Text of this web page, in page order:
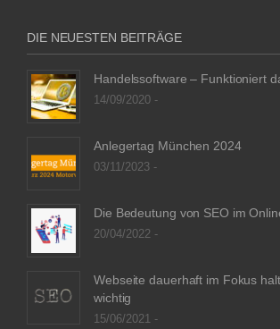
DIE NEUESTEN BEITRÄGE
Handelssoftware – Funktioniert
14/09/2020 -
Anlegertag München 2024
03/11/2023 -
Die Bedeutung von SEO im
20/04/2022 -
Webseite dauerhaft im Fokus
wichtig
15/06/2021 -